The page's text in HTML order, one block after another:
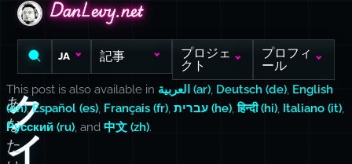
DanLevy.net
DanLevy.net
DanLevy.net
JA 記事
プロジェ
クト
プロフィ
ール
ク
イ
あ
な
た
This post is also available in العربية (ar), Deutsch (de), English
(en),Español (es), Français (fr), עברית (he),हिन्दी (hi), Italiano (it),
Русский (ru), and 中文 (zh).